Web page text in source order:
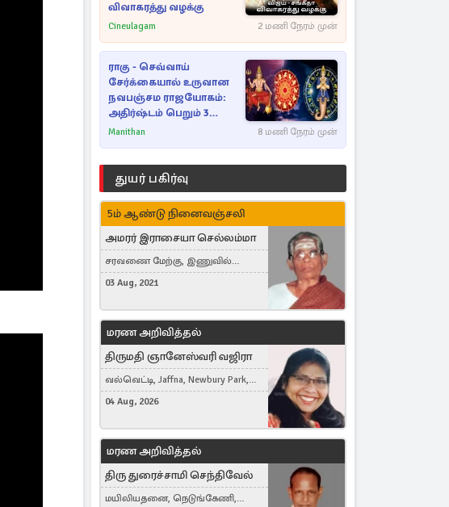
விவாகரத்து வழக்கு
Cineulagam 2 மணி நேரம் முன்
ராகு - செவ்வாய்
சேர்க்கையால் உருவான
நவபஞ்சம ராஜயோகம்:
அதிர்ஷ்டம் பெறும் 3
ராசிகள்!
Manithan 8 மணி நேரம் முன்
துயர் பகிர்வு
5ம் ஆண்டு நினைவஞ்சலி
அமரர் இராசையா செல்லம்மா
சரவணை மேற்கு, இணுவில்
கிழக்கு
03 Aug, 2021
மரண அறிவித்தல்
திருமதி ஞானேஸ்வரி வஜிரா
வல்வெட்டி, Jaffna, Newbury Park,
United Kingdom
04 Aug, 2026
மரண அறிவித்தல்
திரு துரைச்சாமி செந்திவேல்
மயிலியதனை, நெடுங்கேணி,